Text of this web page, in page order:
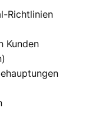
Richtlinien
Kunden